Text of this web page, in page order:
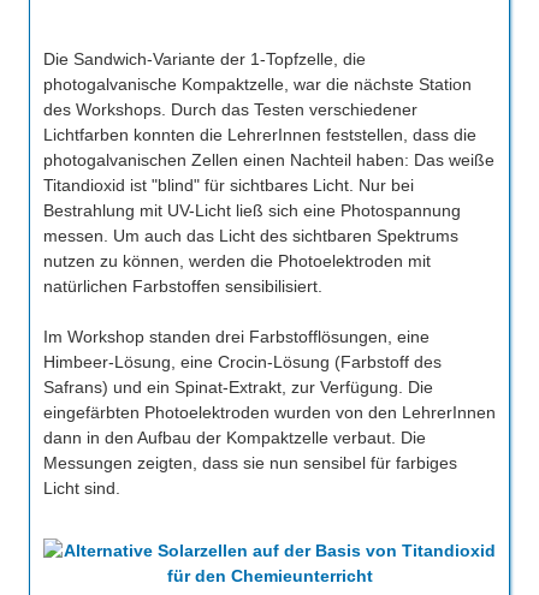
Die Sandwich-Variante der 1-Topfzelle, die
photogalvanische Kompaktzelle, war die nächste Station
des Workshops. Durch das Testen verschiedener
Lichtfarben konnten die LehrerInnen feststellen, dass die
photogalvanischen Zellen einen Nachteil haben: Das weiße
Titandioxid ist "blind" für sichtbares Licht. Nur bei
Bestrahlung mit UV-Licht ließ sich eine Photospannung
messen. Um auch das Licht des sichtbaren Spektrums
nutzen zu können, werden die Photoelektroden mit
natürlichen Farbstoffen sensibilisiert.
Im Workshop standen drei Farbstofflösungen, eine
Himbeer-Lösung, eine Crocin-Lösung (Farbstoff des
Safrans) und ein Spinat-Extrakt, zur Verfügung. Die
eingefärbten Photoelektroden wurden von den LehrerInnen
dann in den Aufbau der Kompaktzelle verbaut. Die
Messungen zeigten, dass sie nun sensibel für farbiges
Licht sind.